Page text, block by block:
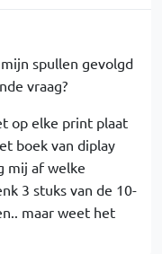
spullen gevolgd
vraag?
op elke print plaat
boek van diplay
mij af welke
3 stuks van de 10-
maar weet het